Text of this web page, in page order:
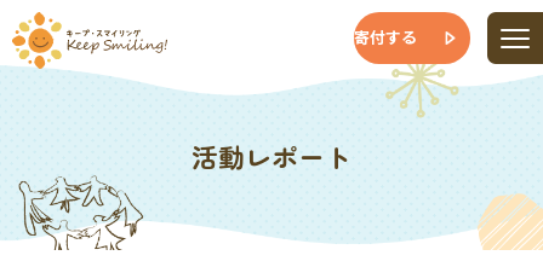
寄付する
活動レポート